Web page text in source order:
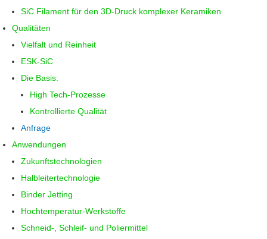
SiC Filament für den 3D-Druck komplexer Keramiken
Qualitäten
Vielfalt und Reinheit
ESK-SiC
Die Basis:
High Tech-Prozesse
Kontrollierte Qualität
Anfrage
Anwendungen
Zukunftstechnologien
Halbleitertechnologie
Binder Jetting
Hochtemperatur-Werkstoffe
Schneid-, Schleif- und Poliermittel